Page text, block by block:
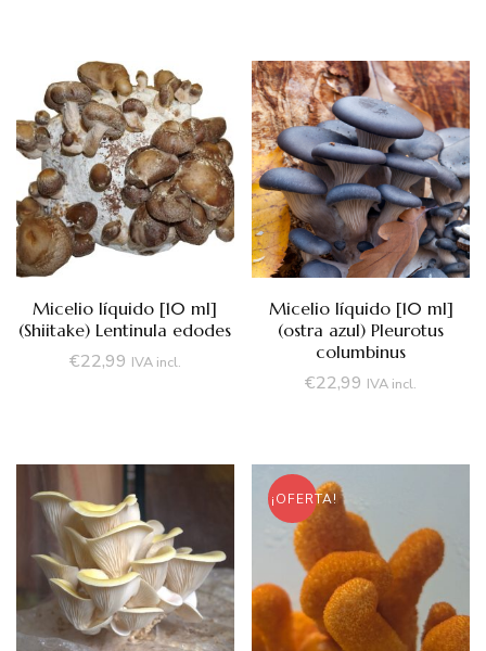
Micelio líquido [10 ml]
(Shiitake) Lentinula edodes
€22,99 IVA incl.
Micelio líquido [10 ml]
(ostra azul) Pleurotus
columbinus
€22,99 IVA incl.
¡OFERTA!